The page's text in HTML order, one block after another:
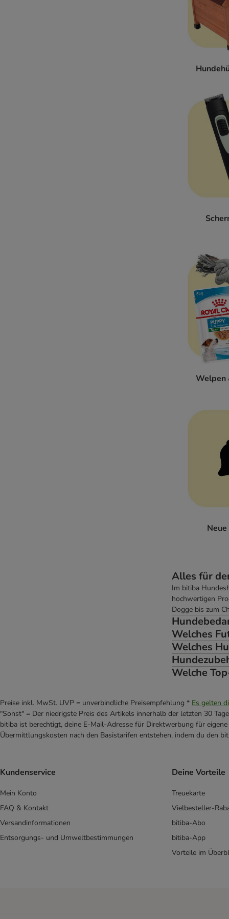
Welpen
Alles für
Im bitiba
hochwertigen
Dogge bis zum
Welches
Welches
Welche
Preise inkl. MwSt. UVP = unverbindliche Preisempfehlung * Es gelten
"Sonst" = Der niedrigste Preis des Artikels innerhalb der letzten 30
bitiba ist berechtigt, deine E-Mail-Adresse für Direktwerbung für
Übermittlungskosten nach den Basistarifen entstehen, indem du den
Kundenservice
Mein Konto
FAQ & Kontakt
Versandinformationen
Entsorgungs- und Umweltbestimmungen
Deine Vorteile
Treuekarte
Vielbesteller-
bitiba-Abo
bitiba-App
Vorteile im